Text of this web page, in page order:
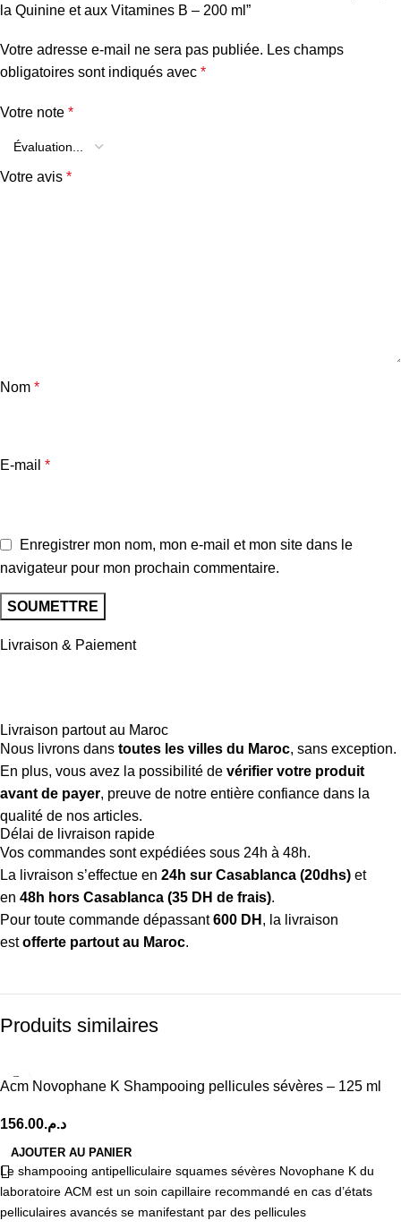
la Quinine et aux Vitamines B – 200 ml”
Votre adresse e-mail ne sera pas publiée. Les champs
obligatoires sont indiqués avec *
Votre note *
Votre avis *
Nom *
E-mail *
Enregistrer mon nom, mon e-mail et mon site dans le
navigateur pour mon prochain commentaire.
Livraison & Paiement
Livraison partout au Maroc
Nous livrons dans toutes les villes du Maroc, sans exception.
En plus, vous avez la possibilité de vérifier votre produit
avant de payer, preuve de notre entière confiance dans la
qualité de nos articles.
Délai de livraison rapide
Vos commandes sont expédiées sous 24h à 48h.
La livraison s’effectue en 24h sur Casablanca (20dhs) et
en 48h hors Casablanca (35 DH de frais).
Pour toute commande dépassant600 DH , la livraison
estofferte partout au Maroc.
Produits similaires
Acm Novophane K Shampooing pellicules sévères – 125 ml
د.م.156.00
AJOUTER AU PANIER
Le shampooing antipelliculaire squames sévères Novophane K du
laboratoire ACM est un soin capillaire recommandé en cas d’états
pelliculaires avancés se manifestant par des pellicules